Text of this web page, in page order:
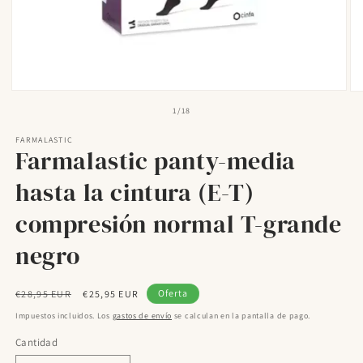
en
una
ventana
1/de
18
FARMALASTIC
Farmalastic panty-media
hasta la cintura (E-T)
compresión normal T-grande
negro
Precio
habitual
€28,95 EUR
Precio
de
€25,95 EUR Oferta
Impuestos incluidos. Los gastos de envío se calculan en la pantalla de pago.
Cantidad